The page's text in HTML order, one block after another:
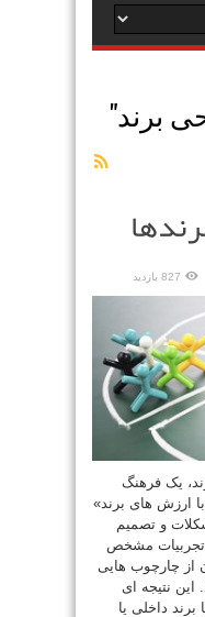
برند"
827 بازدید
یک فرهنگ
ارزش های برند»
و تصمیم
تجربیات مشخص
از چارچوب هایی
نتیجه ای
برند داخلی یا